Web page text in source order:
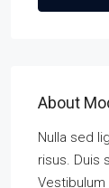
About
Nulla sed
risus. Duis